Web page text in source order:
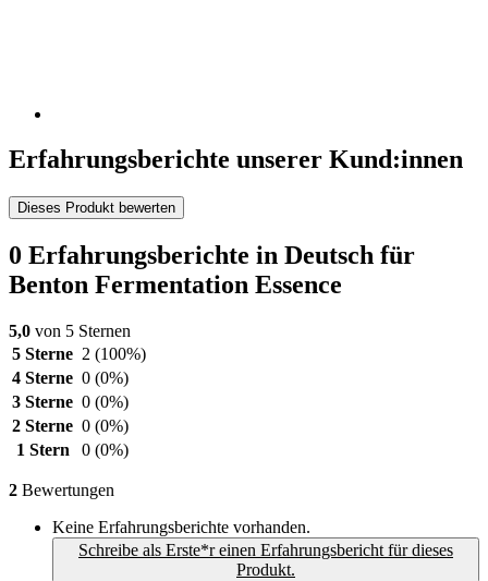
Erfahrungsberichte unserer Kund:innen
Dieses Produkt bewerten
0 Erfahrungsberichte in Deutsch für
Benton Fermentation Essence
5,0 von 5 Sternen
5 Sterne 2 (100%)
4 Sterne 0 (0%)
3 Sterne 0 (0%)
2 Sterne 0 (0%)
1 Stern
0 (0%)
2 Bewertungen
Keine Erfahrungsberichte vorhanden.
Schreibe als Erste*r einen Erfahrungsbericht für dieses
Produkt.